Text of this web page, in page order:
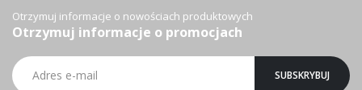
Otrzymuj informacje o nowościach produktowych
Otrzymuj informacje o promocjach
Subskrybuj
nasz
SUBSKRYBUJ